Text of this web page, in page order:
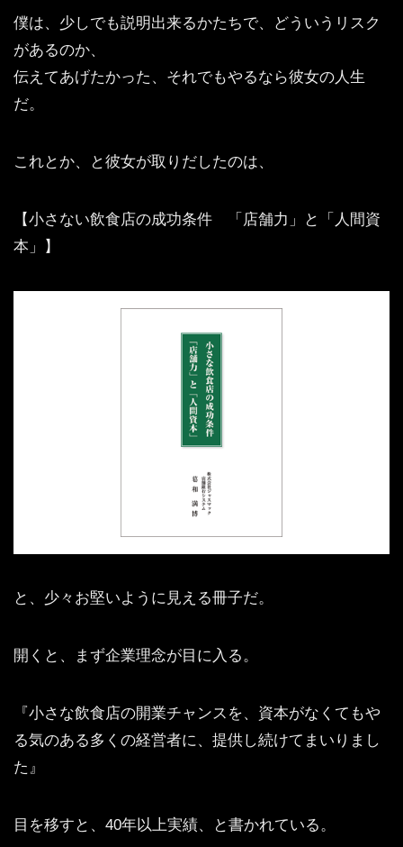
僕は、少しでも説明出来るかたちで、どういうリスク
があるのか、
伝えてあげたかった、それでもやるなら彼女の人生
だ。
これとか、と彼女が取りだしたのは、
【小さない飲食店の成功条件 「店舗力」と「人間資
本」】
と、少々お堅いように見える冊子だ。
開くと、まず企業理念が目に入る。
『小さな飲食店の開業チャンスを、資本がなくてもや
る気のある多くの経営者に、提供し続けてまいりまし
た』
目を移すと、40年以上実績、と書かれている。